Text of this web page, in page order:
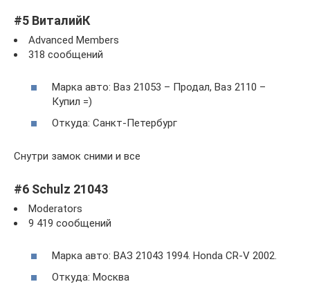
#5 ВиталийК
Advanced Members
318 сообщений
Марка авто: Ваз 21053 – Продал, Ваз 2110 –
Купил =)
Откуда: Санкт-Петербург
Снутри замок сними и все
#6 Schulz 21043
Moderators
9 419 сообщений
Марка авто: ВАЗ 21043 1994. Honda CR-V 2002.
Откуда: Москва